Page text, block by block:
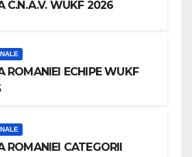
C.N.A.V. WUKF 2026
ROMANIEI ECHIPE WUKF
ROMANIEI CATEGORII